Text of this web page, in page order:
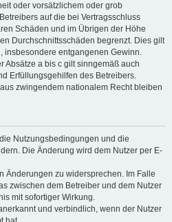
oder vorsätzlichem oder grob
auf die bei Vertragsschluss
Schäden und im Übrigen der Höhe
Durchschnittsschäden begrenzt. Dies gilt
insbesondere entgangenen Gewinn.
Absätze a bis c gilt sinngemäß auch
Erfüllungsgehilfen des Betreibers.
zwingendem nationalem Recht bleiben
Nutzungsbedingungen und die
Die Änderung wird dem Nutzer per E-
Änderungen zu widersprechen. Im Falle
zwischen dem Betreiber und dem Nutzer
mit sofortiger Wirkung.
und verbindlich, wenn der Nutzer